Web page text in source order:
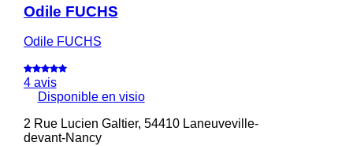
Odile FUCHS
Odile FUCHS
4 avis
Disponible en visio
2 Rue Lucien Galtier, 54410 Laneuveville-
devant-Nancy